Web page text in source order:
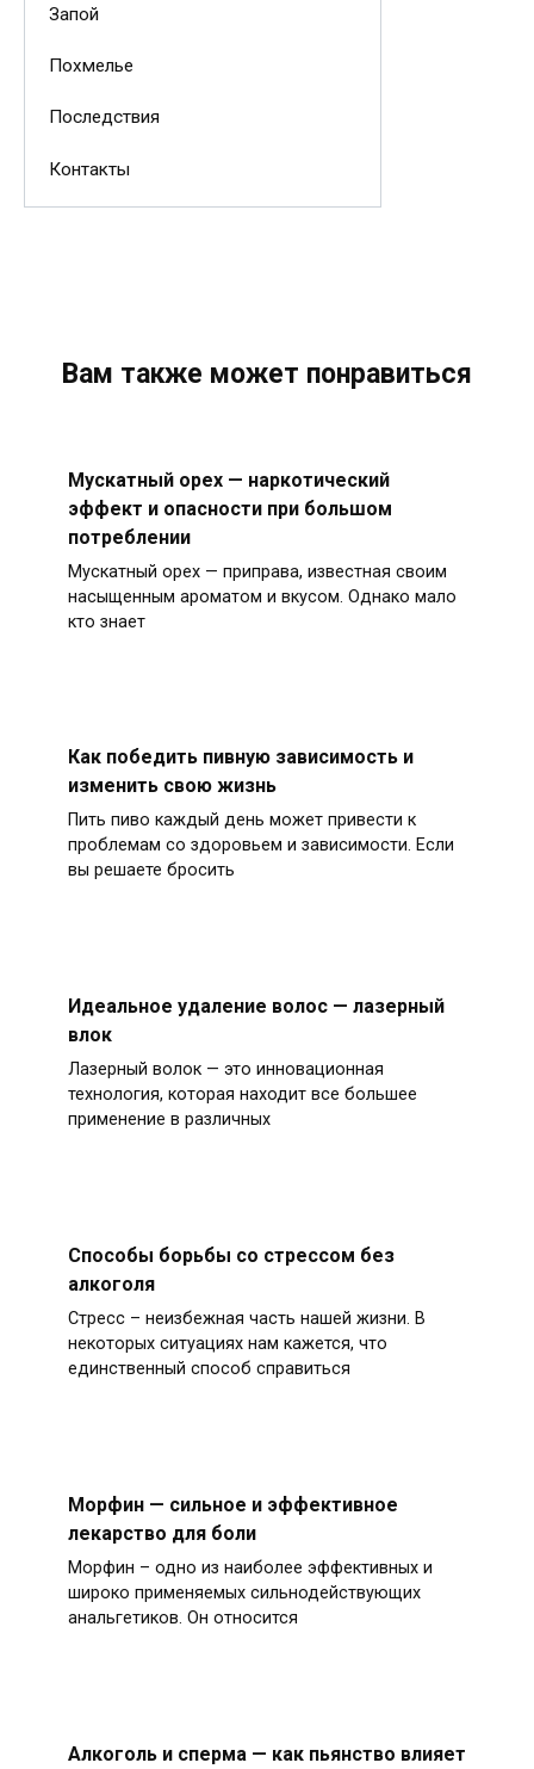
Запой
Похмелье
Последствия
Контакты
Вам также может понравиться
Мускатный орех — наркотический
эффект и опасности при большом
потреблении
Мускатный орех — приправа, известная своим
насыщенным ароматом и вкусом. Однако мало
кто знает
Как победить пивную зависимость и
изменить свою жизнь
Пить пиво каждый день может привести к
проблемам со здоровьем и зависимости. Если
вы решаете бросить
Идеальное удаление волос — лазерный
влок
Лазерный волок — это инновационная
технология, которая находит все большее
применение в различных
Способы борьбы со стрессом без
алкоголя
Стресс – неизбежная часть нашей жизни. В
некоторых ситуациях нам кажется, что
единственный способ справиться
Морфин — сильное и эффективное
лекарство для боли
Морфин – одно из наиболее эффективных и
широко применяемых сильнодействующих
анальгетиков. Он относится
Алкоголь и сперма — как пьянство влияет